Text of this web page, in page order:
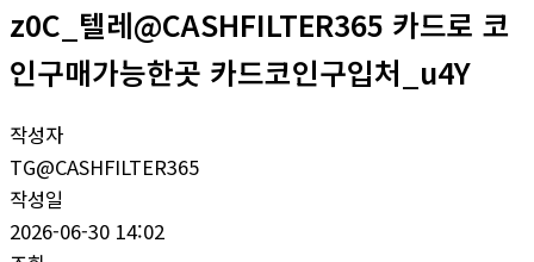
z0C_텔레@CASHFILTER365 카드로 코
인구매가능한곳 카드코인구입처_u4Y
작성자
TG@CASHFILTER365
작성일
2026-06-30 14:02